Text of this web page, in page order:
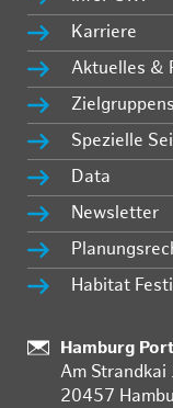
Karriere
Aktuelles &
Spezielle
Data
Newsletter
Habitat
:
Hamburg
Am Strandkai
20457